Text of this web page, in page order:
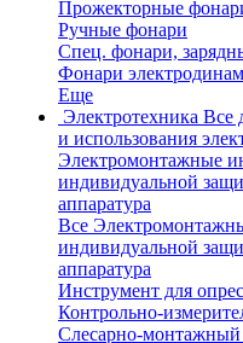
Прожекторные
Ручные фонари
Спец. фонари,
Фонари
Еще
Электротехника Все
и использования
Электромонтажные
индивидуальной
аппаратура
Все
индивидуальной
аппаратура
Инструмент для
Контрольно-
Слесарно-монтажный